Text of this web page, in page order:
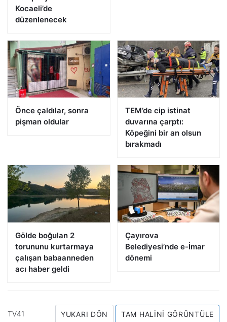
Kocaeli’de
düzenlenecek
Önce çaldılar, sonra
pişman oldular
TEM’de cip istinat
duvarına çarptı:
Köpeğini bir an olsun
bırakmadı
Gölde boğulan 2
torununu kurtarmaya
çalışan babaanneden
acı haber geldi
Çayırova
Belediyesi’nde e-İmar
dönemi
TV41 YUKARI DÖN TAM HALINI GÖRÜNTÜLE